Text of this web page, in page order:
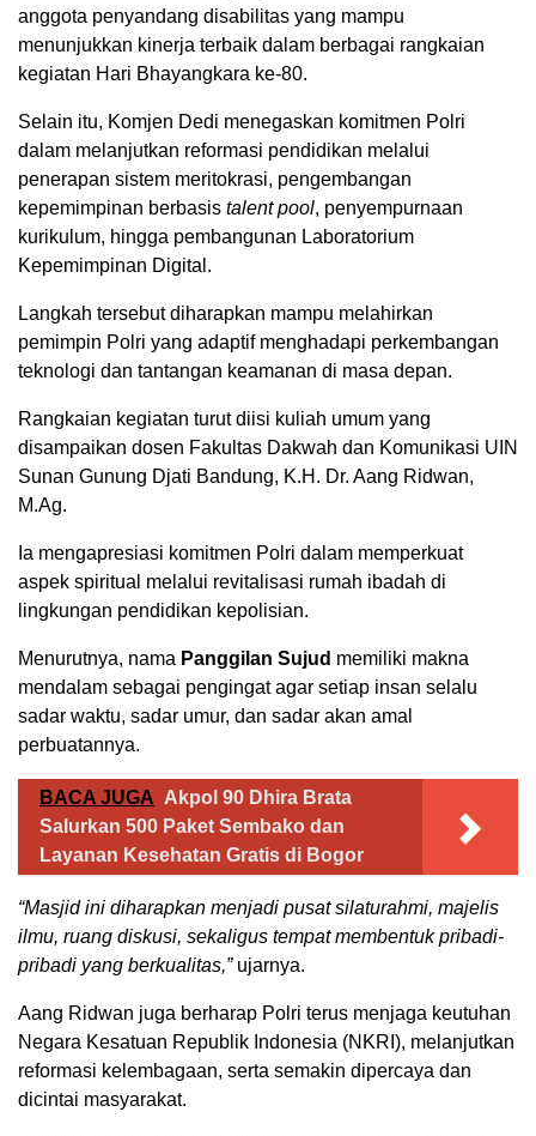
anggota penyandang disabilitas yang mampu
menunjukkan kinerja terbaik dalam berbagai rangkaian
kegiatan Hari Bhayangkara ke-80.
Selain itu, Komjen Dedi menegaskan komitmen Polri
dalam melanjutkan reformasi pendidikan melalui
penerapan sistem meritokrasi, pengembangan
kepemimpinan berbasis talent pool, penyempurnaan
kurikulum, hingga pembangunan Laboratorium
Kepemimpinan Digital.
Langkah tersebut diharapkan mampu melahirkan
pemimpin Polri yang adaptif menghadapi perkembangan
teknologi dan tantangan keamanan di masa depan.
Rangkaian kegiatan turut diisi kuliah umum yang
disampaikan dosen Fakultas Dakwah dan Komunikasi UIN
Sunan Gunung Djati Bandung, K.H. Dr. Aang Ridwan,
M.Ag.
Ia mengapresiasi komitmen Polri dalam memperkuat
aspek spiritual melalui revitalisasi rumah ibadah di
lingkungan pendidikan kepolisian.
Menurutnya, nama Panggilan Sujud memiliki makna
mendalam sebagai pengingat agar setiap insan selalu
sadar waktu, sadar umur, dan sadar akan amal
perbuatannya.
BACA JUGA Akpol 90 Dhira Brata
Salurkan 500 Paket Sembako dan
Layanan Kesehatan Gratis di Bogor
“Masjid ini diharapkan menjadi pusat silaturahmi, majelis
ilmu, ruang diskusi, sekaligus tempat membentuk pribadi-
pribadi yang berkualitas,”ujarnya.
Aang Ridwan juga berharap Polri terus menjaga keutuhan
Negara Kesatuan Republik Indonesia (NKRI), melanjutkan
reformasi kelembagaan, serta semakin dipercaya dan
dicintai masyarakat.